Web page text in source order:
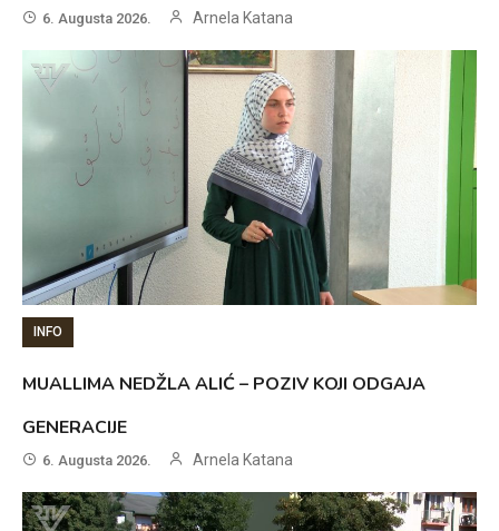
6. Augusta 2026. Arnela Katana
INFO
MUALLIMA NEDŽLA ALIĆ – POZIV KOJI ODGAJA
GENERACIJE
6. Augusta 2026. Arnela Katana